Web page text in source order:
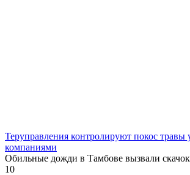
Теруправления контролируют покос
компаниями
Обильные дожди в Тамбове вызвали скачок
10